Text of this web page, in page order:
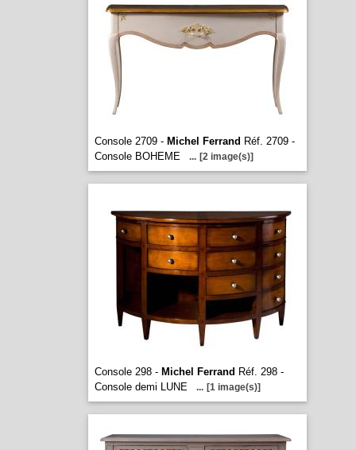
Console 2709 - Michel Ferrand Réf. 2709 -
Console BOHEME
... [2 image(s)]
Console 298 - Michel Ferrand Réf. 298 -
Console demi LUNE
... [1 image(s)]